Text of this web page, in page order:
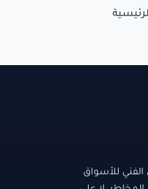
للأسواق